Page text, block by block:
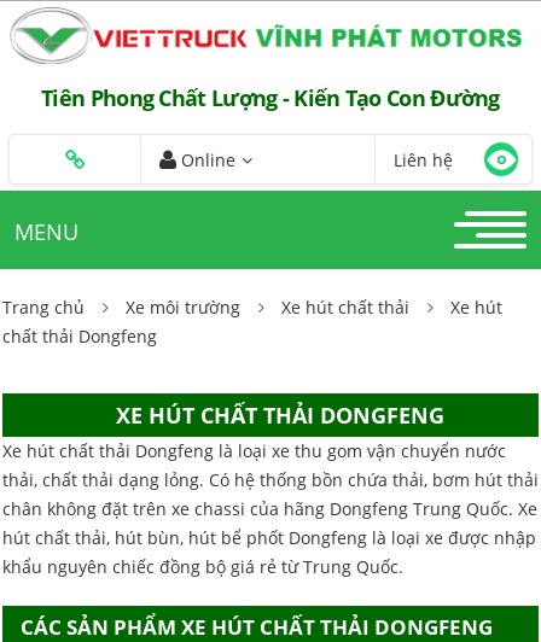
Tiên Phong Chất Lượng - Kiến Tạo Con Đường
Online Liên hệ
MENU
Trang chủ Xe môi trường Xe hút chất thải
Xe hút
chất thải Dongfeng
XE HÚT CHẤT THẢI DONGFENG
Xe hút chất thải Dongfeng là loại xe thu gom vận chuyển nước
thải, chất thải dạng lỏng. Có hệ thống bồn chứa thải, bơm hút thải
chân không đặt trên xe chassi của hãng Dongfeng Trung Quốc. Xe
hút chất thải, hút bùn, hút bể phốt Dongfeng là loại xe được nhập
khẩu nguyên chiếc đồng bộ giá rẻ từ Trung Quốc.
CÁC SẢN PHẨM XE HÚT CHẤT THẢI DONGFENG